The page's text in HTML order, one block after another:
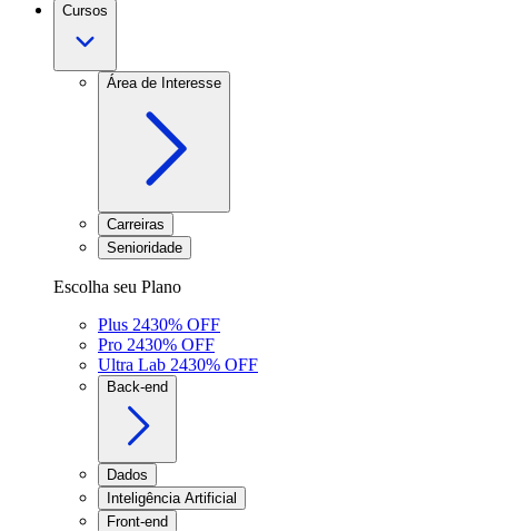
Cursos
Área de Interesse
Carreiras
Senioridade
Escolha seu Plano
Plus 2430% OFF
Pro 2430% OFF
Ultra Lab 2430% OFF
Back-end
Dados
Inteligência Artificial
Front-end